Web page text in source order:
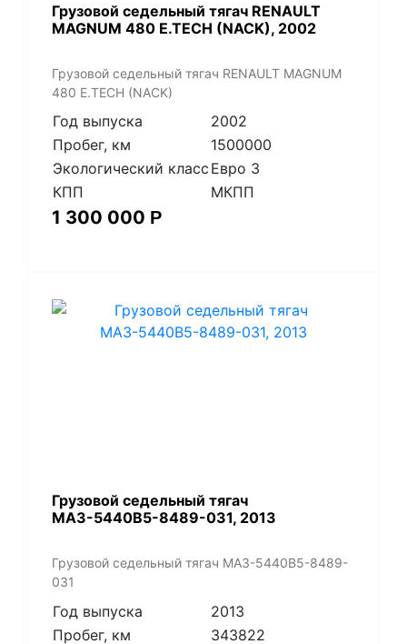
​Грузовой седельный тягач RENAULT
MAGNUM 480 E.TECH (NACK), 2002
​Грузовой седельный тягач RENAULT MAGNUM
480 E.TECH (NACK)
Год выпуска
2002
Пробег, км
1500000
Экологический класс Евро 3
КПП
МКПП
1 300 000 Р
​Грузовой седельный тягач
МАЗ-5440В5-8489-031, 2013
​Грузовой седельный тягач МАЗ-5440В5-8489-
031
Год выпуска
2013
Пробег, км
343822